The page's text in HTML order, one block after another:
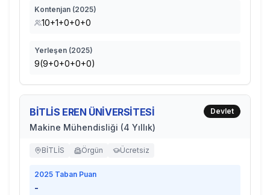
Kontenjan (2025)
10+1+0+0+0
Yerleşen (2025)
9(9+0+0+0+0)
BİTLİS EREN ÜNİVERSİTESİ
Makine Mühendisliği (4 Yıllık)
Devlet
BİTLİS Örgün Ücretsiz
2025 Taban Puan
-